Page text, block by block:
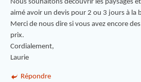
Nous souhaitons découvrir les paysages
aimé avoir un devis pour 2 ou 3 jours à la
Merci de nous dire si vous avez encore
prix.
Cordialement,
Laurie
Répondre